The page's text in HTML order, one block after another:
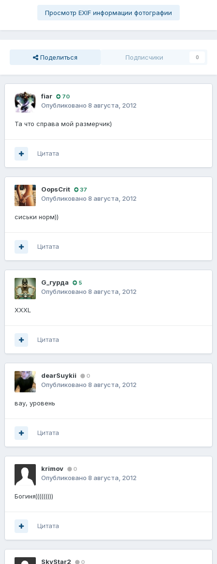
Просмотр EXIF информации фотографии
Поделиться Подписчики 0
fiаr 70
Опубликовано 8 августа, 2012
Та что справа мой размерчик)
Цитата
OopsCrit 37
Опубликовано 8 августа, 2012
сиськи норм))
Цитата
G_гурда 5
Опубликовано 8 августа, 2012
XXXL
Цитата
dearSuykii 0
Опубликовано 8 августа, 2012
вау, уровень
Цитата
krimov 0
Опубликовано 8 августа, 2012
Богиня)))))))))
Цитата
SkyStar2 0